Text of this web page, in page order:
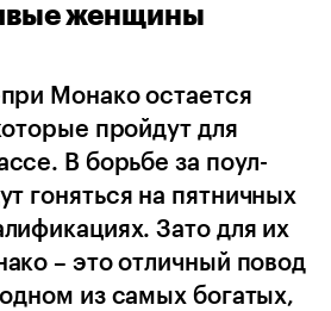
Changan
женщины
Монакo остается
пройдут для
В борьбе за поул-
гоняться на пятничных
Зато для их
– это отличный повод
из самых богатых,